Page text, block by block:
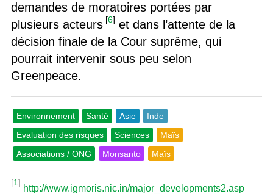
demandes de moratoires portées par
plusieurs acteurs [6] et dans l’attente de la
décision finale de la Cour suprême, qui
pourrait intervenir sous peu selon
Greenpeace.
Environnement Santé Asie
Inde
Evaluation des risques
Sciences
Maïs
Associations / ONG
Monsanto Maïs
[1]
http://www.igmoris.nic.in/major_developments2.asp